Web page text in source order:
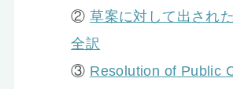
②草案に対して出され
全訳
③ Resolution of Public